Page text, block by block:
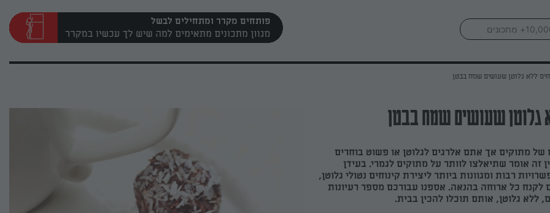
פותחים מקרר ומתחילים לבשל
ללא גלוטן שעושים שמח בבטן
גלוטן שעושים שמח בבטן
מתוקים אך אתם אלרגים לגלוטן או פשוט בוחרים
זה אומר שתיאלצו לוותר על מתוקים לגמרי. בעידן
רבות ומגוונות ביותר ליצירת קינוחים נטולי גלוטן,
כל ארוחה בהנאה. אספנו עבורכם מספר רעיונות
ללא גלוטן, אותם תוכלו להכין בבית.